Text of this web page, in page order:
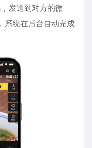
发送到对方的微
系统在后台自动完成